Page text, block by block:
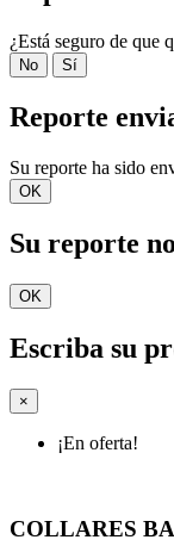
¿Está seguro de que
No Sí
Reporte
Su reporte ha sido
OK
Su reporte
OK
Escriba su
×
¡En oferta!
COLLARES